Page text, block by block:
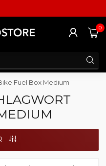
0
Fuel Box Medium